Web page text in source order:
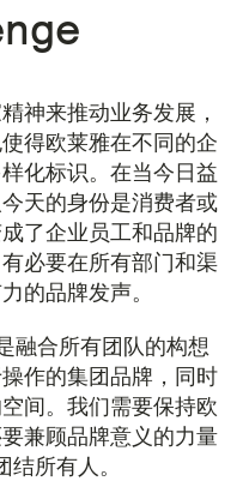
神来推动业务发展，
得欧莱雅在不同的企
化标识。在当今日益
天的身份是消费者或
了企业员工和品牌的
必要在所有部门和渠
的品牌发声。
融合所有团队的构想
作的集团品牌，同时
间。我们需要保持欧
兼顾品牌意义的力量
所有人。